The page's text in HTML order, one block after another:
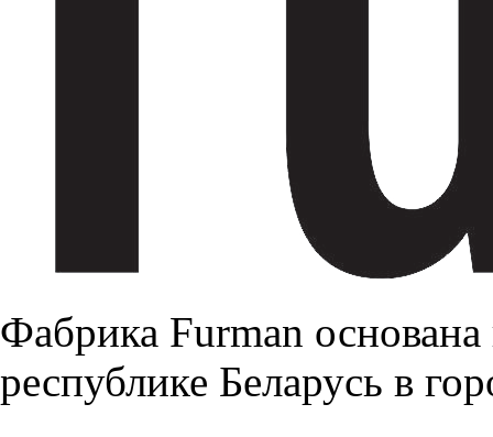
Фабрика Furman
республике Беларусь в